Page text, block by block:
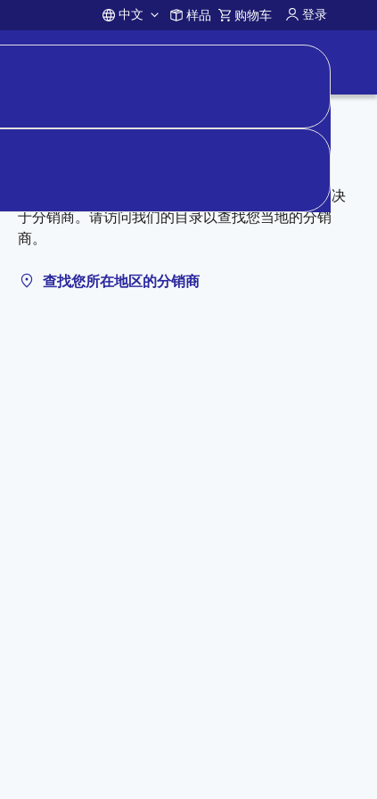
Account
中文 样品 购物车 登录
授权分销商可能有库存。定价、库存和条款完全取决
于分销商。请访问我们的目录以查找您当地的分销
商。
查找您所在地区的分销商